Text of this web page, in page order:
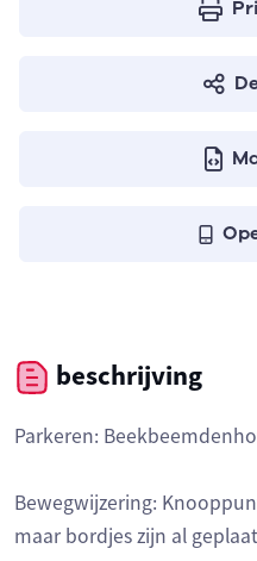
beschrijving
Parkeren:
Bewegwijzering:
maar bordjes zijn al